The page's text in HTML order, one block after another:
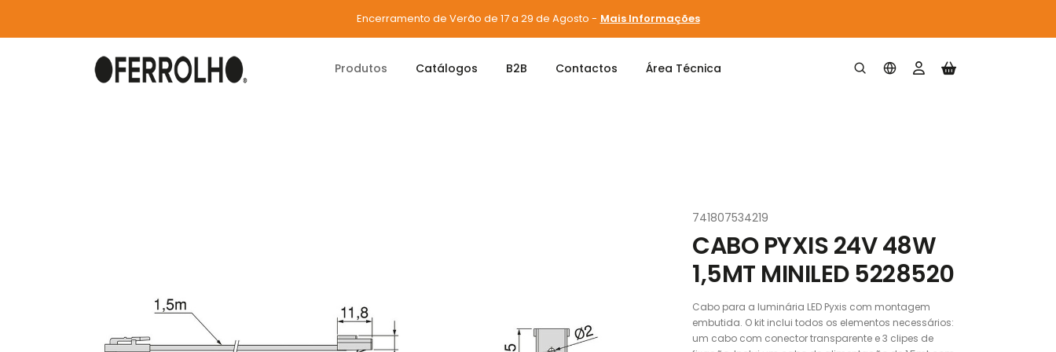
Encerramento de Verão de 17 a 29 de Agosto - Mais Informações
Produtos Catálogos B2B Contactos Área Técnica
Home Produtos Iluminação CABO PYXIS 24V 48W 1,5MT MINILED 5228520
741807534219
CABO PYXIS 24V 48W
1,5MT MINILED 5228520
Cabo para a luminária LED Pyxis com montagem
embutida. O kit inclui todos os elementos necessários:
um cabo com conector transparente e 3 clipes de